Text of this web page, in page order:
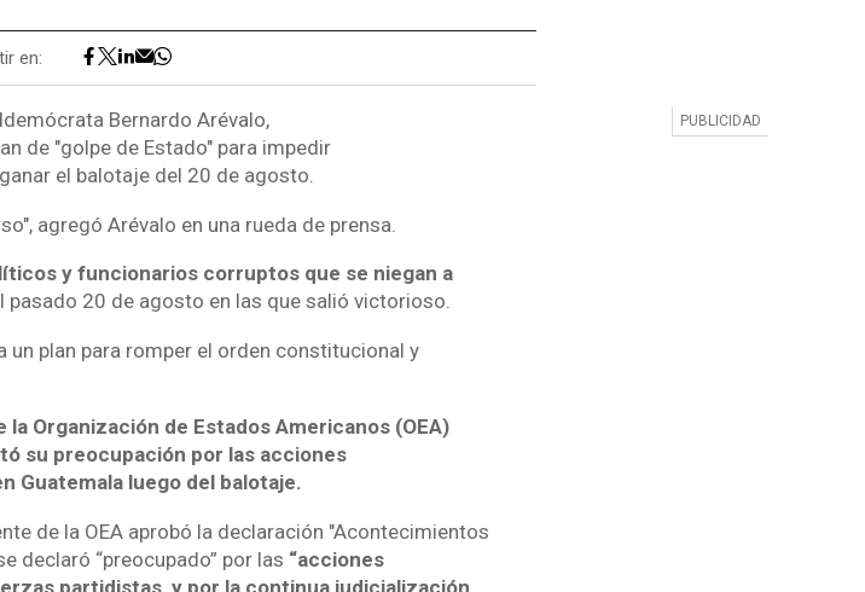
en:
Bernardo Arévalo,
de "golpe de Estado" para impedir
el balotaje del 20 de agosto.
agregó Arévalo en una rueda de prensa.
y funcionarios corruptos que se niegan a
20 de agosto en las que salió victorioso.
plan para romper el orden constitucional y
Organización de Estados Americanos (OEA)
su preocupación por las acciones
Guatemala luego del balotaje.
de la OEA aprobó la declaración "Acontecimientos
declaró “preocupado” por las “acciones
partidistas, y por la continua judicialización